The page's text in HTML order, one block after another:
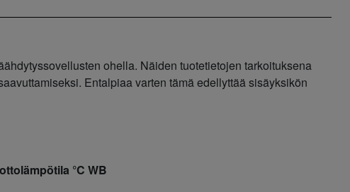
ohella. Näiden tuotetietojen tarkoituksena
Entalpiaa varten tämä edellyttää sisäyksikön
°C WB